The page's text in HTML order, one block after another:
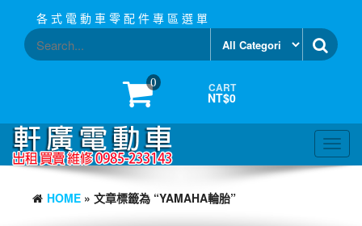
content
各 式 電 動 車 零 配 件 專 區 選 單
0 CART
NT$0
HOME » 文章標籤為 “YAMAHA輪胎”